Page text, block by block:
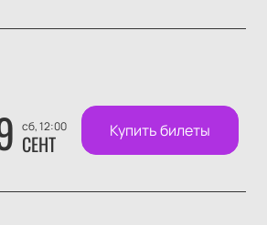
сб, 12:00
СЕНТ Купить билеты